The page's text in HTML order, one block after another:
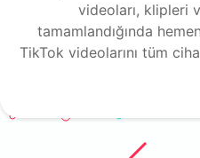
videoları, klipleri
tamamlandığında
TikTok videolarını tüm